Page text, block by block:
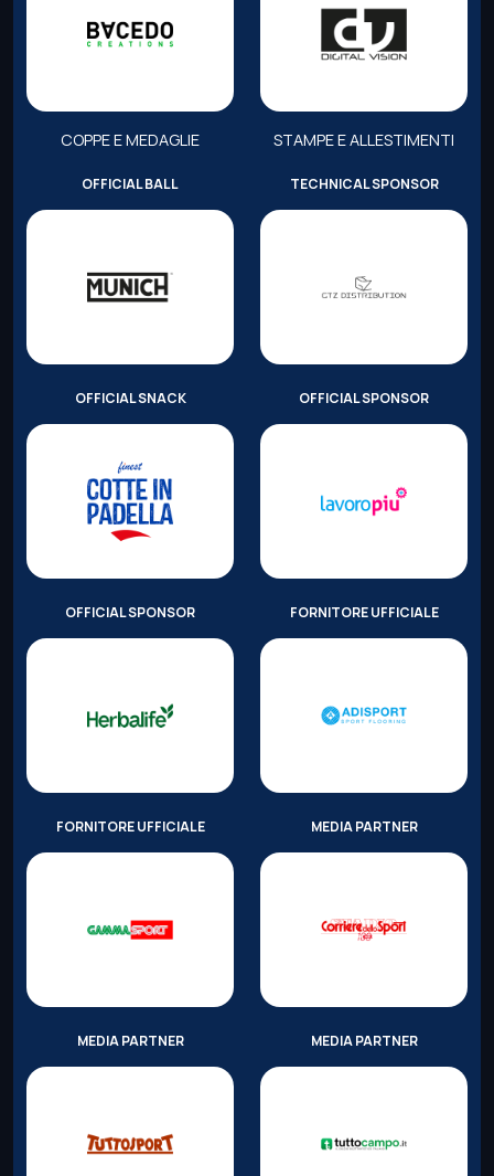
COPPE E MEDAGLIE STAMPE E ALLESTIMENTI
OFFICIAL BALL TECHNICAL SPONSOR
OFFICIAL SNACK OFFICIAL SPONSOR
OFFICIAL SPONSOR FORNITORE UFFICIALE
FORNITORE UFFICIALE MEDIA PARTNER
MEDIA PARTNER MEDIA PARTNER